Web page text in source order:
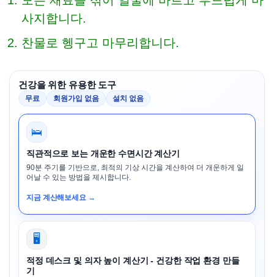
사지합니다.
찬물로 헹구고 마무리합니다.
건강을 위한 유용한 도구
무료 회원가입 없음 설치 없음
🛌
직관적으로 보는 개운한 수면시간 계산기
90분 주기를 기반으로, 최적의 기상 시간을 계산하여 더 개운하게 일
어날 수 있는 방법을 제시합니다.
지금 계산해보세요 →
🖥️
적정 데스크 및 의자 높이 계산기 - 건강한 작업 환경 만들
기